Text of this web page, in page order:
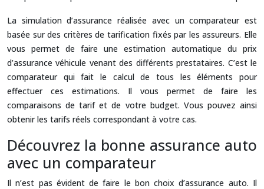
La simulation d’assurance réalisée avec un comparateur est
basée sur des critères de tarification fixés par les assureurs. Elle
vous permet de faire une estimation automatique du prix
d’assurance véhicule venant des différents prestataires. C’est le
comparateur qui fait le calcul de tous les éléments pour
effectuer ces estimations. Il vous permet de faire les
comparaisons de tarif et de votre budget. Vous pouvez ainsi
obtenir les tarifs réels correspondant à votre cas.
Découvrez la bonne assurance auto
avec un comparateur
Il n’est pas évident de faire le bon choix d’assurance auto. Il